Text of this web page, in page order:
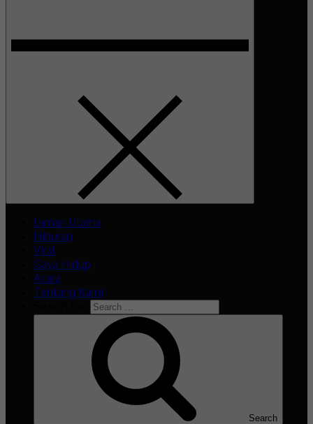
Laman Utama
Hiburan
Viral
Gaya Hidup
Acara
Tentang Kami
Search